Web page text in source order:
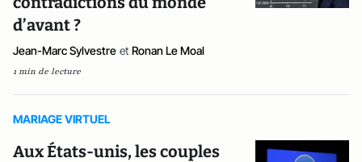
d’avant ?
Jean-Marc Sylvestre et Ronan Le Moal
1 min de lecture
MARIAGE VIRTUEL
Aux États-unis, les couples